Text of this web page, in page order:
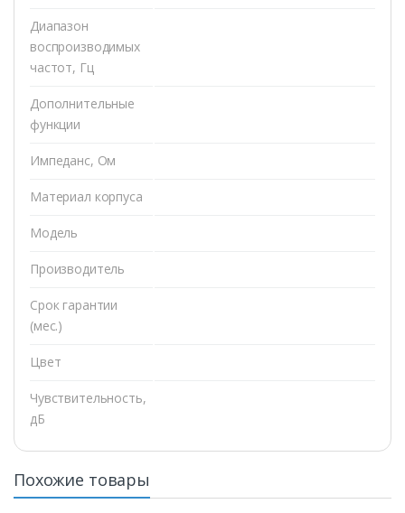
Диапазон
воспроизводимых
частот, Гц
Дополнительные
функции
Импеданс, Ом
Материал корпуса
Модель
Производитель
Срок гарантии
(мес.)
Цвет
Чувствительность,
дБ
Похожие товары